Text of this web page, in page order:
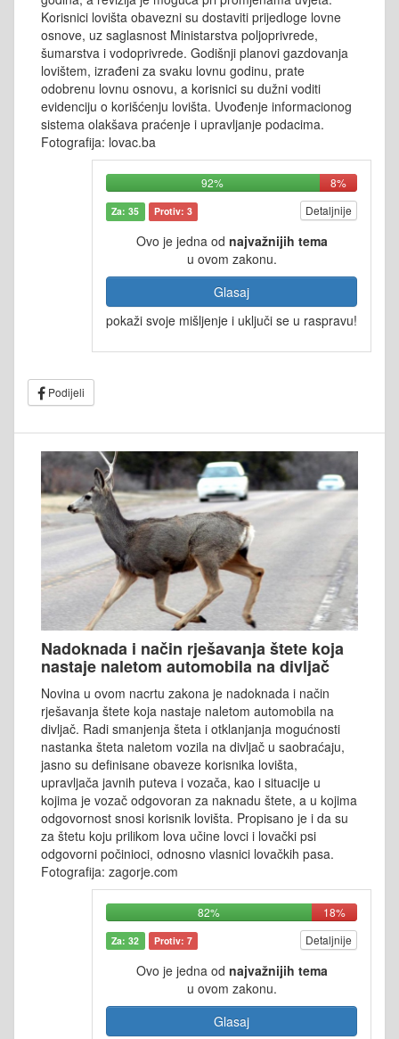
Korisnici lovišta obavezni su dostaviti prijedloge lovne
osnove, uz saglasnost Ministarstva poljoprivrede,
šumarstva i vodoprivrede. Godišnji planovi gazdovanja
lovištem, izrađeni za svaku lovnu godinu, prate
odobrenu lovnu osnovu, a korisnici su dužni voditi
evidenciju o korišćenju lovišta. Uvođenje informacionog
sistema olakšava praćenje i upravljanje podacima.
Fotografija: lovac.ba
92% 8%
Za: 35 Protiv: 3 Detaljnije
Ovo je jedna od najvažnijih tema
u ovom zakonu.
Glasaj
pokaži svoje mišljenje i uključi se u raspravu!
Podijeli
Nadoknada i način rješavanja štete koja
nastaje naletom automobila na divljač
Novina u ovom nacrtu zakona je nadoknada i način
rješavanja štete koja nastaje naletom automobila na
divljač. Radi smanjenja šteta i otklanjanja mogućnosti
nastanka šteta naletom vozila na divljač u saobraćaju,
jasno su definisane obaveze korisnika lovišta,
upravljača javnih puteva i vozača, kao i situacije u
kojima je vozač odgovoran za naknadu štete, a u kojima
odgovornost snosi korisnik lovišta. Propisano je i da su
za štetu koju prilikom lova učine lovci i lovački psi
odgovorni počinioci, odnosno vlasnici lovačkih pasa.
Fotografija: zagorje.com
82% 18%
Za: 32 Protiv: 7 Detaljnije
Ovo je jedna od najvažnijih tema
u ovom zakonu.
Glasaj